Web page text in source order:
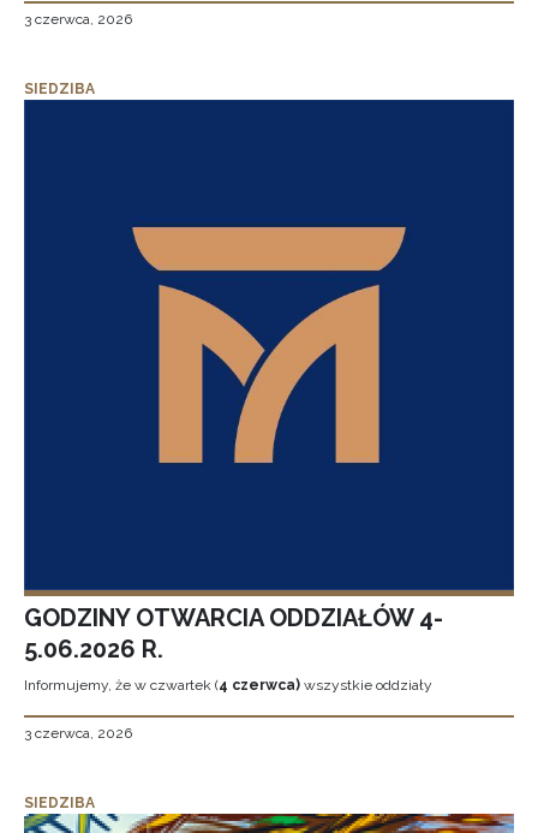
3 czerwca, 2026
SIEDZIBA
GODZINY OTWARCIA ODDZIAŁÓW 4-
5.06.2026 R.
Informujemy, że w czwartek (4 czerwca) wszystkie oddziały
3 czerwca, 2026
SIEDZIBA